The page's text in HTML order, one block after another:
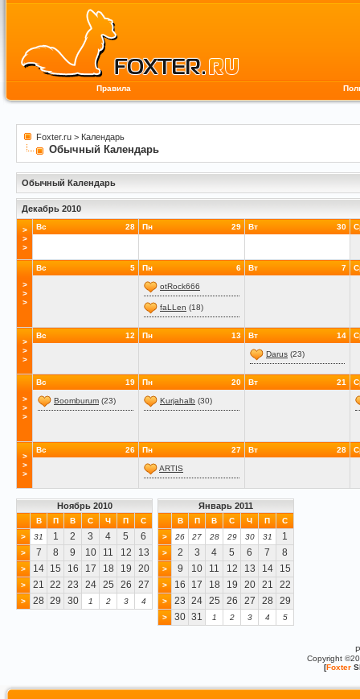
Правила
Foxter.ru > Календарь
Обычный Календарь
Обычный Календарь
Декабрь 2010
>
>
>
28
Вс 29
Пн 30
Вт
>
>
>
5
Вс 6
Пн
otRock666
faLLen (18)
7
Вт
>
>
>
12
Вс 13
Пн 14
Вт
Darus (23)
>
>
>
19
Вс
Boomburum (23)
20
Пн
Kurjahalb (30)
21
Вт
>
>
>
26
Вс 27
Пн
ARTIS
28
Вт
Ноябрь 2010
В П В С Ч П
С
>
31 1 2 3 4 5 6
> 7 8 9 10 11 12 13
> 14 15 16 17 18 19 20
> 21 22 23 24 25 26 27
> 28 29 30 1 2 3 4
Январь 2011
В П В С Ч П
С
>
26 27 28 29 30 31 1
> 2 3 4 5 6 7 8
> 9 10 11 12 13 14 15
> 16 17 18 19 20 21 22
> 23 24 25 26 27 28 29
> 30 31 1 2 3 4 5
Copyright
[Foxter